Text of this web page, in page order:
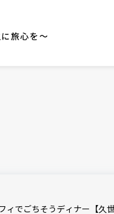
旅心を～
ィでごちそうディナー【久